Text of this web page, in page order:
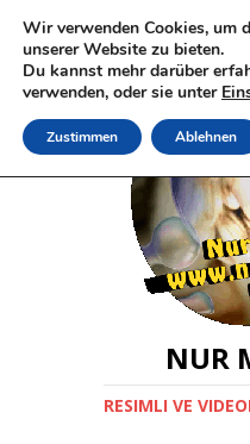
NUR
RESIMLI VE
Wir verwenden Cookies, um
unserer Website zu bieten.
Du kannst mehr darüber
verwenden, oder sie unter
Zustimmen Ablehnen